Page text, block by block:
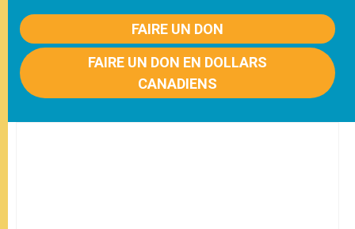
FAIRE UN DON
FAIRE UN DON EN DOLLARS
CANADIENS